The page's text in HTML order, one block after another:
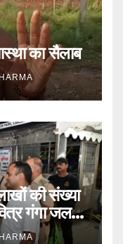
का सैलाब
की संख्या
गंगा जल